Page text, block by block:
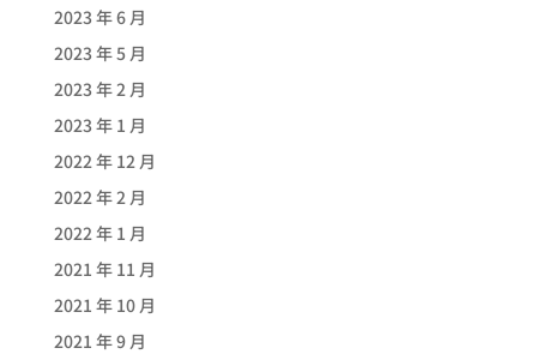
2023 年 6 月
2023 年 5 月
2023 年 2 月
2023 年 1 月
2022 年 12 月
2022 年 2 月
2022 年 1 月
2021 年 11 月
2021 年 10 月
2021 年 9 月